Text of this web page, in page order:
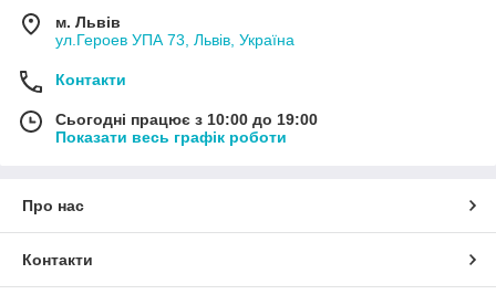
м. Львів
ул.Героев УПА 73, Львів, Україна
Контакти
Сьогодні працює з 10:00 до 19:00
Показати весь графік роботи
Про нас
Контакти